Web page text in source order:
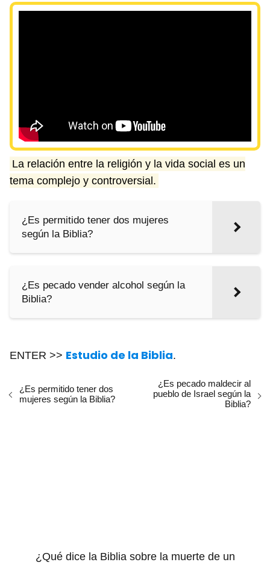
La relación entre la religión y la vida social es un
tema complejo y controversial.
¿Es permitido tener dos mujeres
según la Biblia?
¿Es pecado vender alcohol según la
Biblia?
ENTER >> Estudio de la Biblia.
¿Es permitido tener dos
mujeres según la Biblia?
¿Es pecado maldecir al
pueblo de Israel según la
Biblia?
¿Qué dice la Biblia sobre la muerte de un